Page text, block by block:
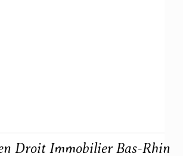
Droit Immobilier Bas-Rhin